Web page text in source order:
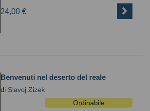
24,00 €
Benvenuti nel deserto del reale
di Slavoj Zizek
Ordinabile